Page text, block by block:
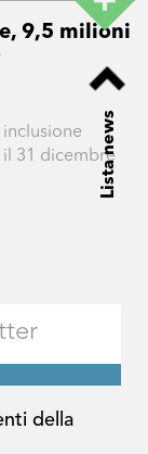
9,5 milioni
31 dicembre
Lista news
della